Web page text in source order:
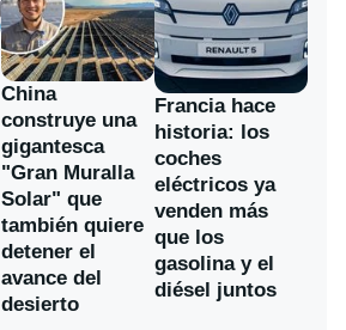
China
construye una
gigantesca
"Gran Muralla
Solar" que
también quiere
detener el
avance del
desierto
Francia hace
historia: los
coches
eléctricos ya
venden más
que los
gasolina y el
diésel juntos